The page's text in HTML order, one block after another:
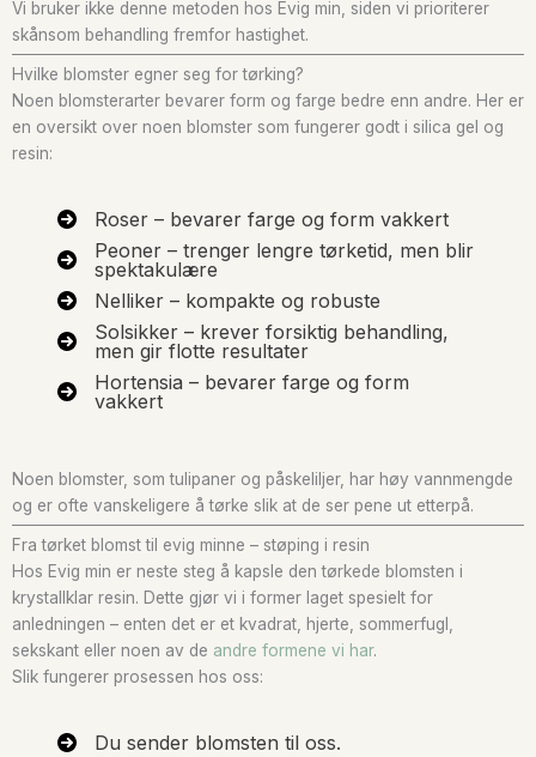
Vi bruker ikke denne metoden hos Evig min, siden vi prioriterer
skånsom behandling fremfor hastighet.
Hvilke blomster egner seg for tørking?
Noen blomsterarter bevarer form og farge bedre enn andre. Her er
en oversikt over noen blomster som fungerer godt i silica gel og
resin:
Roser – bevarer farge og form vakkert
Peoner – trenger lengre tørketid, men blir
spektakulære
Nelliker – kompakte og robuste
Solsikker – krever forsiktig behandling,
men gir flotte resultater
Hortensia – bevarer farge og form
vakkert
Noen blomster, som tulipaner og påskeliljer, har høy vannmengde
og er ofte vanskeligere å tørke slik at de ser pene ut etterpå.
Fra tørket blomst til evig minne – støping i resin
Hos Evig min er neste steg å kapsle den tørkede blomsten i
krystallklar resin. Dette gjør vi i former laget spesielt for
anledningen – enten det er et kvadrat, hjerte, sommerfugl,
sekskant eller noen av de andre formene vi har.
Slik fungerer prosessen hos oss:
Du sender blomsten til oss.